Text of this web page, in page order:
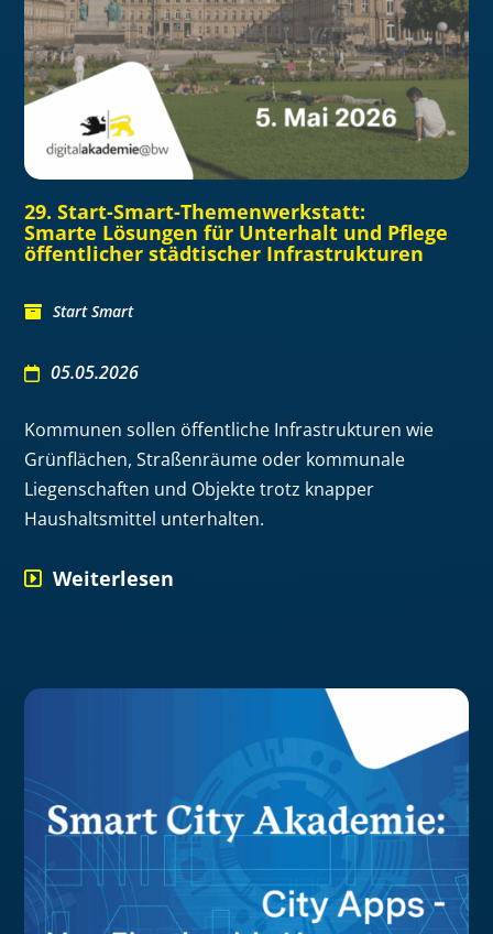
29. Start-Smart-Themenwerkstatt:
Smarte Lösungen für Unterhalt und Pflege
öffentlicher städtischer Infrastrukturen
Start Smart
05.05.2026
Kommunen sollen öffentliche Infrastrukturen wie
Grünflächen, Straßenräume oder kommunale
Liegenschaften und Objekte trotz knapper
Haushaltsmittel unterhalten.
Weiterlesen